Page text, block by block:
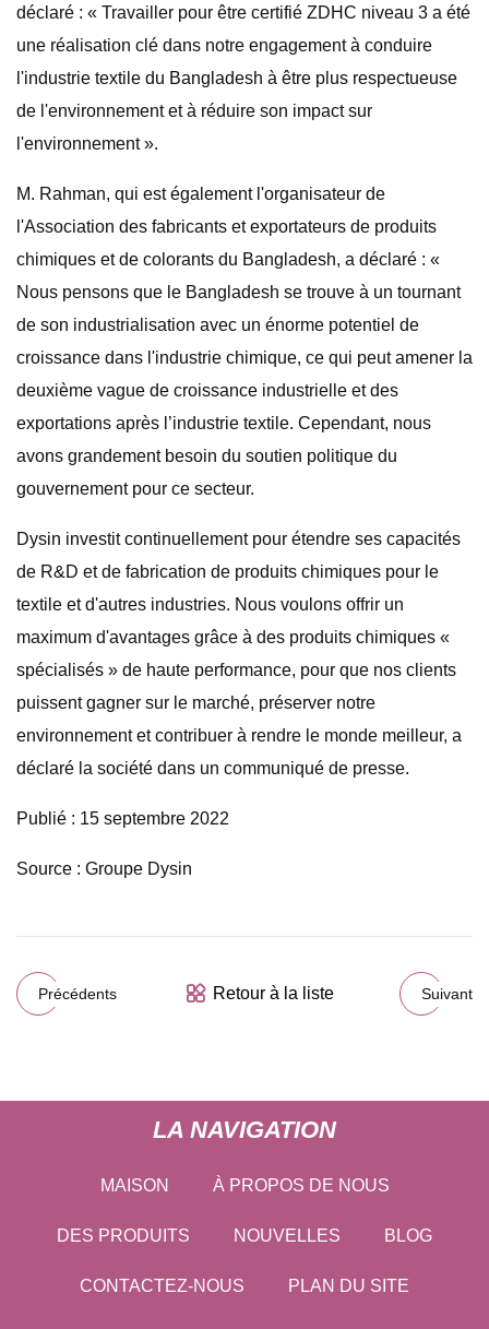
déclaré : « Travailler pour être certifié ZDHC niveau 3 a été
une réalisation clé dans notre engagement à conduire
l'industrie textile du Bangladesh à être plus respectueuse
de l'environnement et à réduire son impact sur
l'environnement ».
M. Rahman, qui est également l'organisateur de
l'Association des fabricants et exportateurs de produits
chimiques et de colorants du Bangladesh, a déclaré : «
Nous pensons que le Bangladesh se trouve à un tournant
de son industrialisation avec un énorme potentiel de
croissance dans l'industrie chimique, ce qui peut amener la
deuxième vague de croissance industrielle et des
exportations après l’industrie textile. Cependant, nous
avons grandement besoin du soutien politique du
gouvernement pour ce secteur.
Dysin investit continuellement pour étendre ses capacités
de R&D et de fabrication de produits chimiques pour le
textile et d'autres industries. Nous voulons offrir un
maximum d'avantages grâce à des produits chimiques «
spécialisés » de haute performance, pour que nos clients
puissent gagner sur le marché, préserver notre
environnement et contribuer à rendre le monde meilleur, a
déclaré la société dans un communiqué de presse.
Publié : 15 septembre 2022
Source : Groupe Dysin
Précédents Retour à la liste Suivant
LA NAVIGATION
MAISON À PROPOS DE NOUS
DES PRODUITS NOUVELLES BLOG
CONTACTEZ-NOUS PLAN DU SITE